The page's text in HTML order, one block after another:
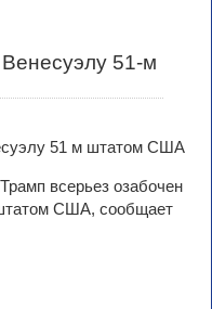
51-м
всерьез озабочен
США, сообщает